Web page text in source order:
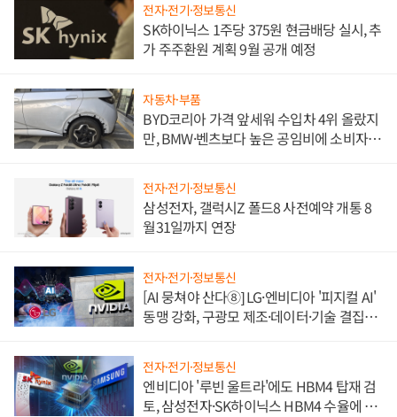
전자·전기·정보통신
SK하이닉스 1주당 375원 현금배당 실시, 추
가 주주환원 계획 9월 공개 예정
자동차·부품
BYD코리아 가격 앞세워 수입차 4위 올랐지
만, BMW·벤츠보다 높은 공임비에 소비자
전자·전기·정보통신
삼성전자, 갤럭시Z 폴드8 사전예약 개통 8
월31일까지 연장
전자·전기·정보통신
[AI 뭉쳐야 산다⑧] LG·엔비디아 '피지컬 AI'
동맹 강화, 구광모 제조·데이터·기술 결집
전자·전기·정보통신
엔비디아 '루빈 울트라'에도 HBM4 탑재 검
토, 삼성전자·SK하이닉스 HBM4 수율에 주